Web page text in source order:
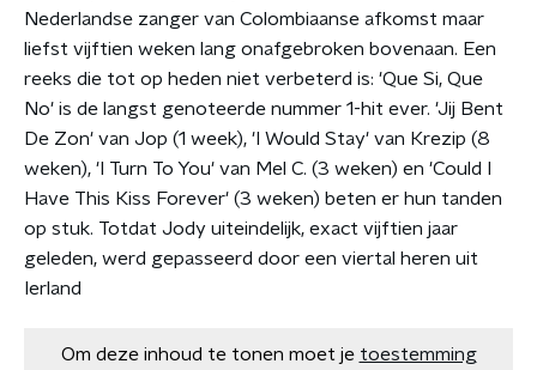
Nederlandse zanger van Colombiaanse afkomst maar
liefst vijftien weken lang onafgebroken bovenaan. Een
reeks die tot op heden niet verbeterd is: 'Que Si, Que
No' is de langst genoteerde nummer 1-hit ever. 'Jij Bent
De Zon' van Jop (1 week), 'I Would Stay' van Krezip (8
weken), 'I Turn To You' van Mel C. (3 weken) en 'Could I
Have This Kiss Forever' (3 weken) beten er hun tanden
op stuk. Totdat Jody uiteindelijk, exact vijftien jaar
geleden, werd gepasseerd door een viertal heren uit
Ierland
Om deze inhoud te tonen moet je toestemming